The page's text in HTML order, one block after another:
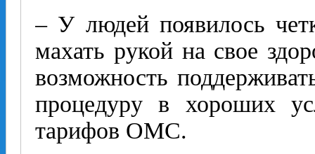
– У людей появилось
махать рукой на свое
возможность
процедуру в хороших
тарифов ОМС.